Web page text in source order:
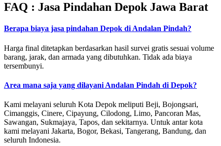
FAQ : Jasa Pindahan Depok Jawa Barat
Berapa biaya jasa pindahan Depok di Andalan Pindah?
Harga final ditetapkan berdasarkan hasil survei gratis sesuai volume
barang, jarak, dan armada yang dibutuhkan. Tidak ada biaya
tersembunyi.
Area mana saja yang dilayani Andalan Pindah di Depok?
Kami melayani seluruh Kota Depok meliputi Beji, Bojongsari,
Cimanggis, Cinere, Cipayung, Cilodong, Limo, Pancoran Mas,
Sawangan, Sukmajaya, Tapos, dan sekitarnya. Untuk antar kota
kami melayani Jakarta, Bogor, Bekasi, Tangerang, Bandung, dan
seluruh Indonesia.